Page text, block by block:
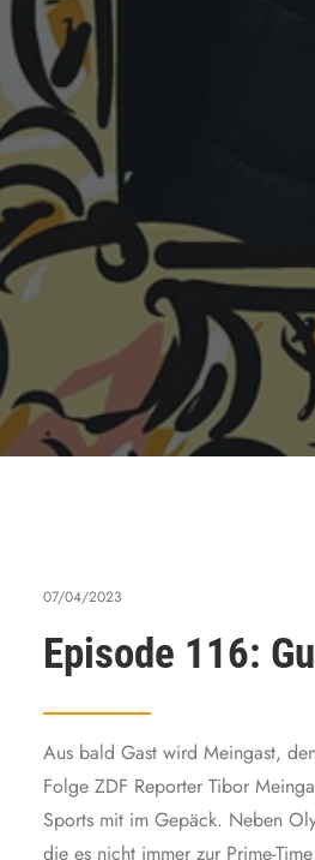
07/04/2023
Episode 116:
Aus bald Gast wird Meingast,
Folge ZDF Reporter Tibor
Sports mit im Gepäck. Neben
die es nicht immer zur Prime-